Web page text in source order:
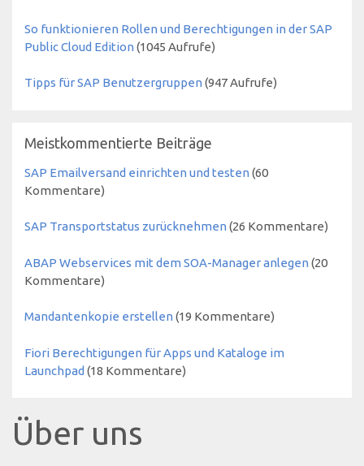
So funktionieren Rollen und Berechtigungen in der SAP
Public Cloud Edition (1045 Aufrufe)
Tipps für SAP Benutzergruppen (947Aufrufe)
Meistkommentierte Beiträge
SAP Emailversand einrichten und testen (60
Kommentare)
SAP Transportstatus zurücknehmen (26 Kommentare)
ABAP Webservices mit dem SOA-Manager anlegen (20
Kommentare)
Mandantenkopie erstellen (19 Kommentare)
Fiori Berechtigungen für Apps und Kataloge im
Launchpad (18 Kommentare)
Über uns